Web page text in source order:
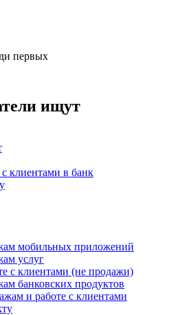
первых
ищут
клиентами в банк
мобильных приложений
услуг
с клиентами (не продажи)
банковских продуктов
и работе с клиентами